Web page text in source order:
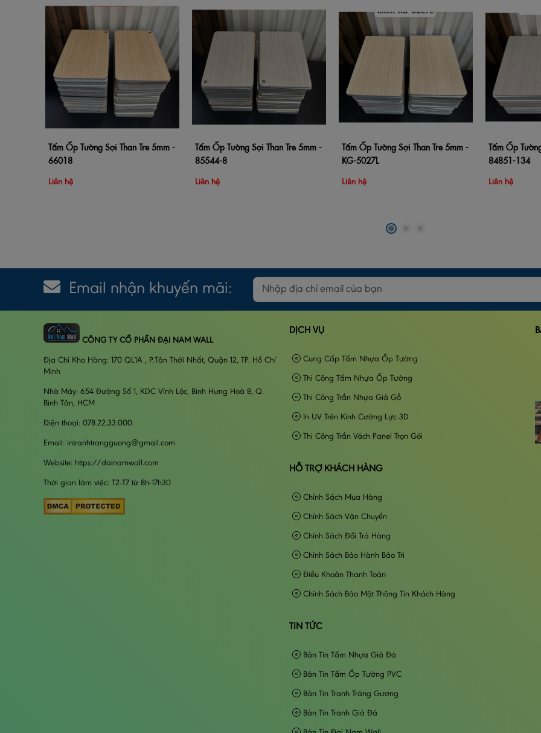
Thêm vào giỏ hàng
Tấm Ốp Tường Sợi Than Tre 5mm -
66018
Liên hệ
Thêm vào giỏ hàng
Tấm Ốp Tường Sợi Than Tre 5mm -
85544-8
Liên hệ
Thêm vào giỏ hàng
Tấm Ốp Tường Sợi Than Tre 5mm -
KG-5027L
Liên hệ
Thêm vào giỏ
Tấm Ốp
84851-134
Liên hệ
Email nhận khuyến mãi:
CÔNG TY CỔ PHẦN ĐẠI NAM WALL
Địa Chỉ Kho Hàng: 170 QL1A , P.Tân Thới Nhất, Quận 12, TP. Hồ Chí
Minh
Nhà Máy: 654 Đường Số 1, KDC Vĩnh Lộc, Bình Hưng Hoà B, Q.
Bình Tân, HCM
Điện thoại: 078.22.33.000
Email: intranhtrangguong@gmail.com
Website: https://dainamwall.com
Thời gian làm việc: T2-T7 từ 8h-17h30
DỊCH VỤ
Cung Cấp Tấm Nhựa Ốp Tường
Thi Công Tấm Nhựa Ốp Tường
Thi Công Trần Nhựa Giả Gỗ
In UV Trên Kính Cường Lực 3D
Thi Công Trần Vách Panel Trọn Gói
HỖ TRỢ KHÁCH HÀNG
Chính Sách Mua Hàng
Chính Sách Vận Chuyển
Chính Sách Đổi Trả Hàng
Chính Sách Bảo Hành Bảo Trì
Điều Khoản Thanh Toán
Chính Sách Bảo Mật Thông Tin Khách Hàng
TIN TỨC
Bản Tin Tấm Nhựa Giả Đá
Bản Tin Tấm Ốp Tường PVC
Bản Tin Tranh Tráng Gương
Bản Tin Tranh Giả Đá